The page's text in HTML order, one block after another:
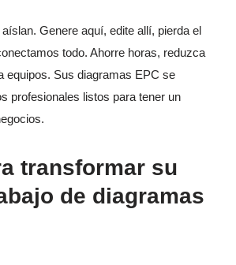
Genere aquí, edite allí, pierda el
todo. Ahorre horas, reduzca
equipos. Sus diagramas EPC se
profesionales listos para tener un
transformar su
de diagramas